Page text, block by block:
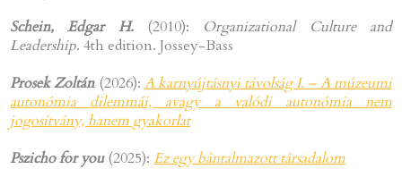
Schein, Edgar H.(2010): Organizational Culture and
Leadership. 4th edition. Jossey-Bass
Prosek Zoltán(2026): A karnyújtásnyi távolság I. – A múzeumi
autonómia dilemmái, avagy a valódi autonómia nem
jogosítvány, hanem gyakorlat
Pszicho for you(2025):Ez egy bántalmazott társadalom